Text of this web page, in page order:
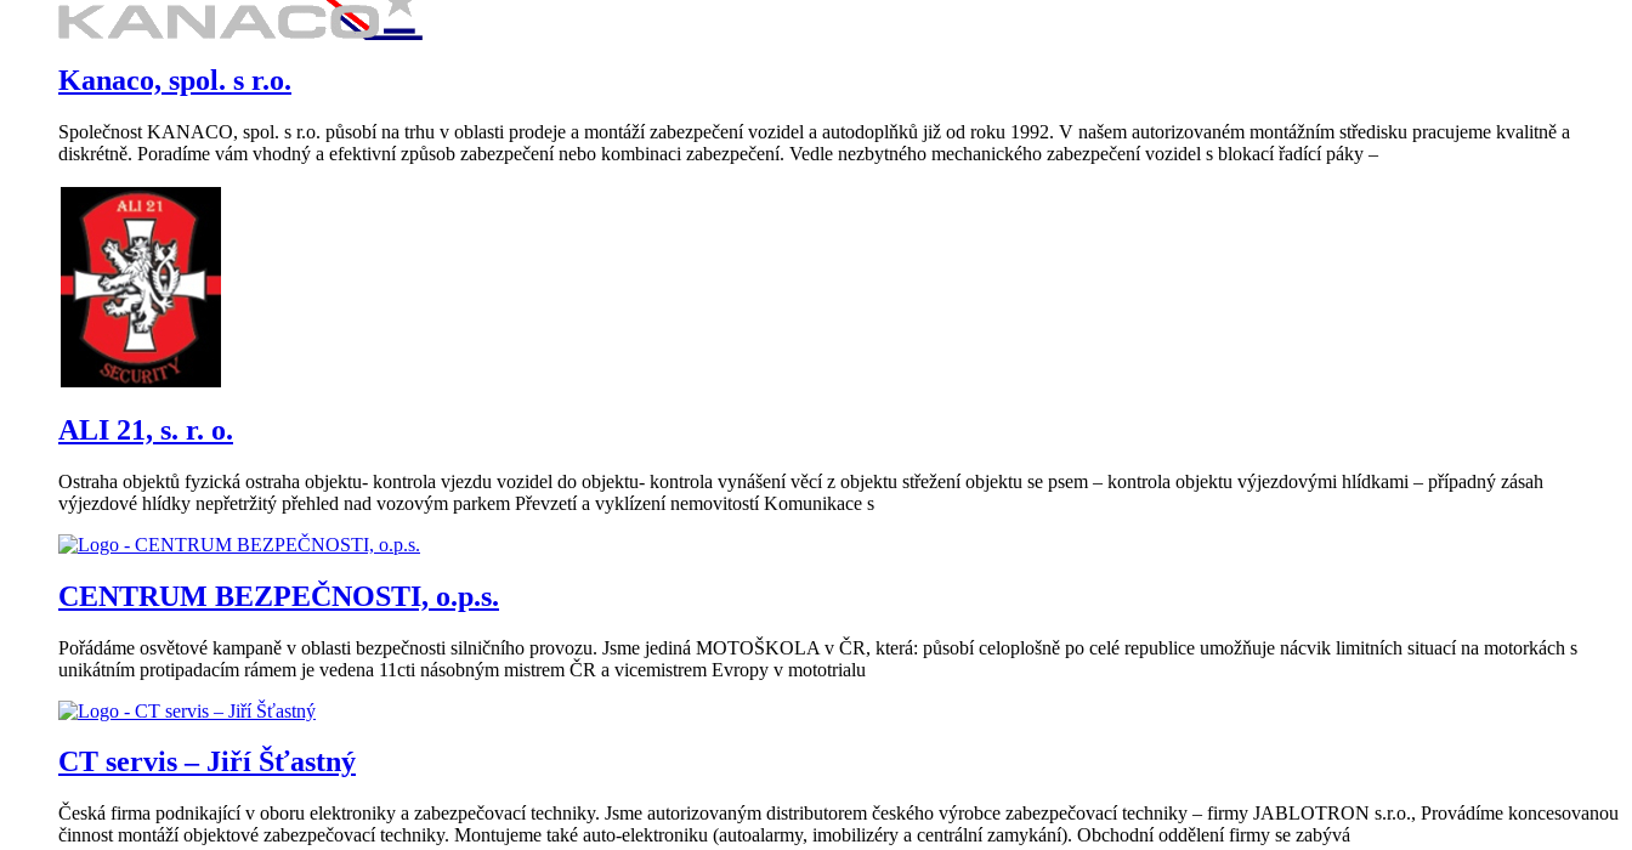
Kanaco, spol. s r.o.
Společnost KANACO, spol. s r.o. působí na trhu v oblasti prodeje a montáží zabezpečení vozidel a autodoplňků již od roku 1992. V našem autorizovaném montážním středisku pracujeme kvalitně a
diskrétně. Poradíme vám vhodný a efektivní způsob zabezpečení nebo kombinaci zabezpečení. Vedle nezbytného mechanického zabezpečení vozidel s blokací řadící páky –
ALI 21, s. r. o.
Ostraha objektů fyzická ostraha objektu- kontrola vjezdu vozidel do objektu- kontrola vynášení věcí z objektu střežení objektu se psem – kontrola objektu výjezdovými hlídkami – případný zásah
výjezdové hlídky nepřetržitý přehled nad vozovým parkem Převzetí a vyklízení nemovitostí Komunikace s
CENTRUM BEZPEČNOSTI, o.p.s.
Pořádáme osvětové kampaně v oblasti bezpečnosti silničního provozu. Jsme jediná MOTOŠKOLA v ČR, která: působí celoplošně po celé republice umožňuje nácvik limitních situací na motorkách s
unikátním protipadacím rámem je vedena 11cti násobným mistrem ČR a vicemistrem Evropy v mototrialu
CT servis – Jiří Šťastný
Česká firma podnikající v oboru elektroniky a zabezpečovací techniky. Jsme autorizovaným distributorem českého výrobce zabezpečovací techniky – firmy JABLOTRON s.r.o., Provádíme koncesovanou
činnost montáží objektové zabezpečovací techniky. Montujeme také auto-elektroniku (autoalarmy, imobilizéry a centrální zamykání). Obchodní oddělení firmy se zabývá